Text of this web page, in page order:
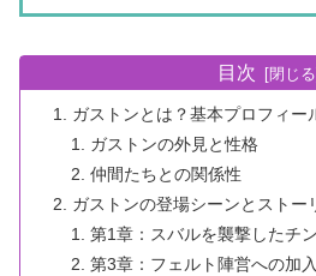
目次
ガストンとは？基本プロフィー
ガストンの外見と性格
仲間たちとの関係性
ガストンの登場シーンとストー
第1章：スバルを襲撃したチ
第3章：フェルト陣営への加入